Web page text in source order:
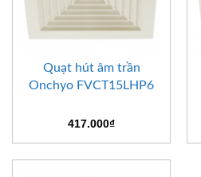
Quạt hút âm trần
Onchyo FVCT15LHP6
417.000₫